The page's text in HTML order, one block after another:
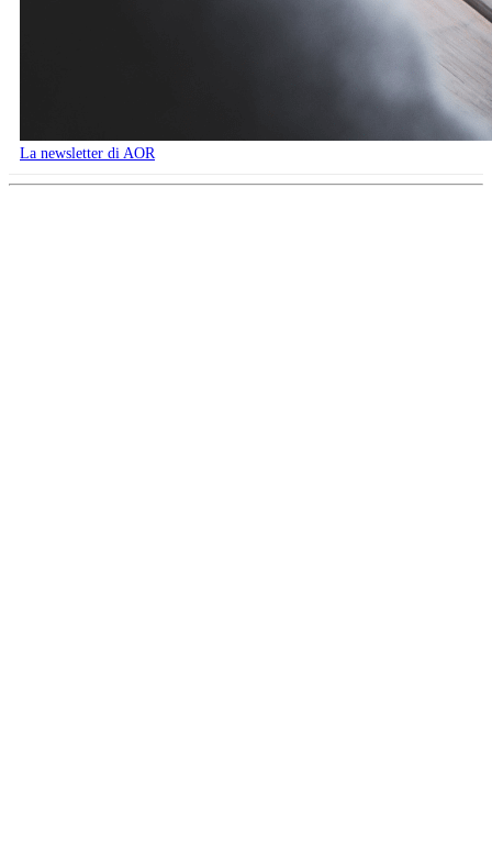
La newsletter di AOR